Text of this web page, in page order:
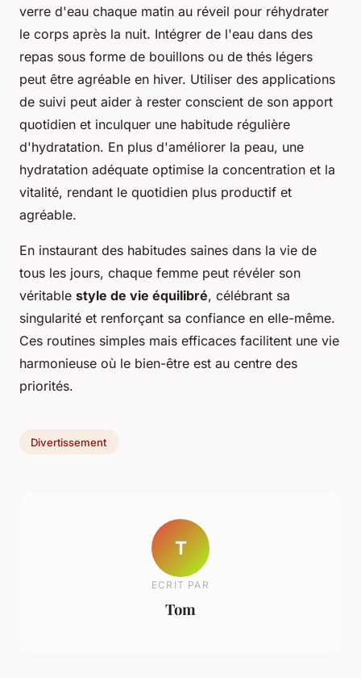
verre d'eau chaque matin au réveil pour réhydrater
le corps après la nuit. Intégrer de l'eau dans des
repas sous forme de bouillons ou de thés légers
peut être agréable en hiver. Utiliser des applications
de suivi peut aider à rester conscient de son apport
quotidien et inculquer une habitude régulière
d'hydratation. En plus d'améliorer la peau, une
hydratation adéquate optimise la concentration et la
vitalité, rendant le quotidien plus productif et
agréable.
En instaurant des habitudes saines dans la vie de
tous les jours, chaque femme peut révéler son
véritable style de vie équilibré, célébrant sa
singularité et renforçant sa confiance en elle-même.
Ces routines simples mais efficaces facilitent une vie
harmonieuse où le bien-être est au centre des
priorités.
Divertissement
T
ECRIT PAR
Tom